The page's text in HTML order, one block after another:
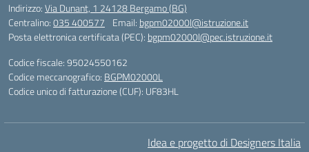
Indirizzo:Via Dunant, 1 24128 Bergamo (BG)
Centralino:035 400577 Email: bgpm02000l@istruzione.it
Posta elettronica certificata (PEC): bgpm02000l@pec.istruzione.it
Codice fiscale: 95024550162
Codice meccanografico: BGPM02000L
Codice unico di fatturazione (CUF): UF83HL
Idea e progetto di Designers Italia